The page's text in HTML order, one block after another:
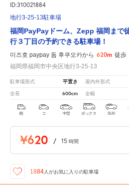
ID:310021884
地行3-25-13駐車場
福岡PayPayドーム、Zepp 福岡まで
行３丁目の予約できる駐車場！
미즈호 paypay 돔 후쿠오카から 620m 徒歩
福岡県福岡市中央区地行3-25-13
駐車場形式 平置き 屋内外形式
全長 600cm 全幅
軽 コ 中型 ボックス SUV
¥620 / 15 時間
1884人がお気に入りの駐車場